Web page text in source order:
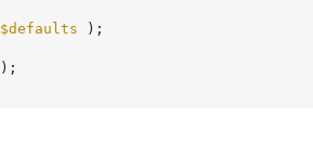
$defaults );
);